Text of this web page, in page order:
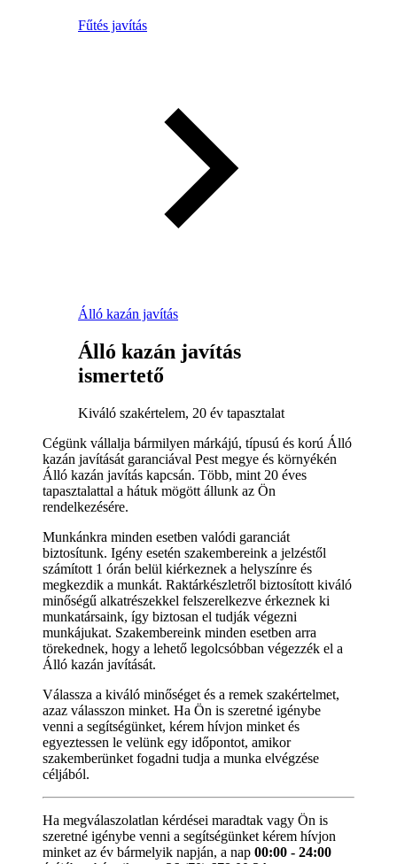
Fűtés javítás
Álló kazán javítás
Álló kazán javítás
ismertető
Kiváló szakértelem, 20 év tapasztalat
Cégünk vállalja bármilyen márkájú, típusú és korú Álló
kazán javítását garanciával Pest megye és környékén
Álló kazán javítás kapcsán. Több, mint 20 éves
tapasztalattal a hátuk mögött állunk az Ön
rendelkezésére.
Munkánkra minden esetben valódi garanciát
biztosítunk. Igény esetén szakembereink a jelzéstől
számított 1 órán belül kiérkeznek a helyszínre és
megkezdik a munkát. Raktárkészletről biztosított kiváló
minőségű alkatrészekkel felszerelkezve érkeznek ki
munkatársaink, így biztosan el tudják végezni
munkájukat. Szakembereink minden esetben arra
törekednek, hogy a lehető legolcsóbban végezzék el a
Álló kazán javítását.
Válassza a kiváló minőséget és a remek szakértelmet,
azaz válasszon minket. Ha Ön is szeretné igénybe
venni a segítségünket, kérem hívjon minket és
egyeztessen le velünk egy időpontot, amikor
szakemberünket fogadni tudja a munka elvégzése
céljából.
Ha megválaszolatlan kérdései maradtak vagy Ön is
szeretné igénybe venni a segítségünket kérem hívjon
minket az év bármelyik napján, a nap 00:00 - 24:00